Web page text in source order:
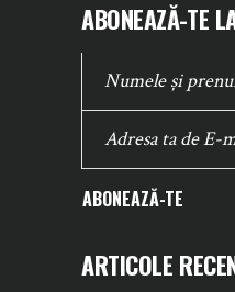
ABONEAZĂ-TE
ABONEAZĂ-TE
ARTICOLE